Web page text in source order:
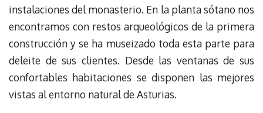
instalaciones del monasterio. En la planta sótano nos
encontramos con restos arqueológicos de la primera
construcción y se ha museizado toda esta parte para
deleite de sus clientes. Desde las ventanas de sus
confortables habitaciones se disponen las mejores
vistas al entorno natural de Asturias.